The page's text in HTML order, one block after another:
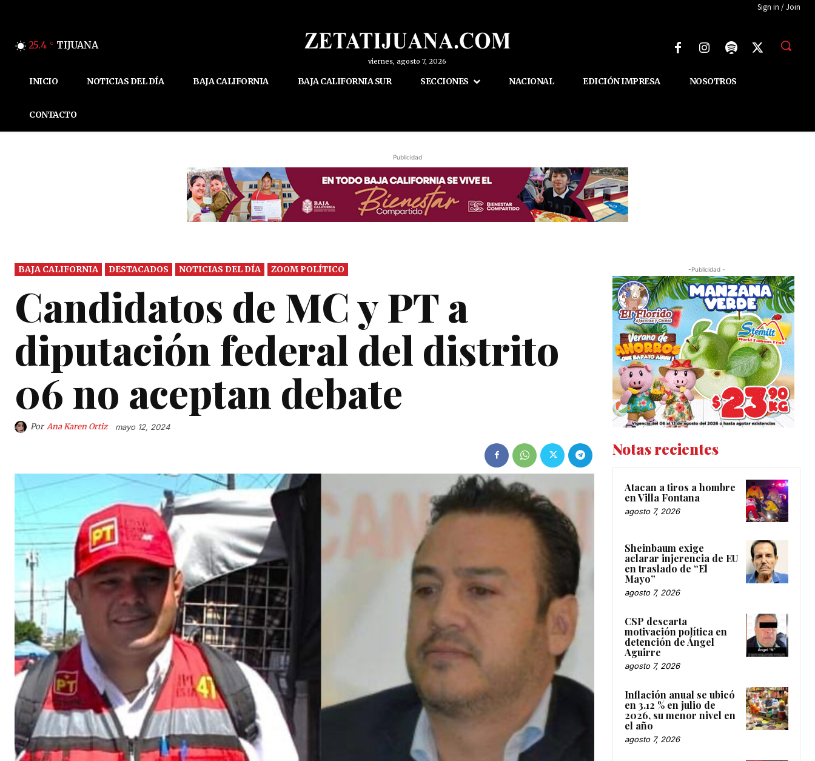
Sign in / Join
25.4 C TIJUANA
viernes, agosto 7, 2026
INICIO NOTICIAS DEL DÍA BAJA CALIFORNIA BAJA CALIFORNIA SUR SECCIONES NACIONAL EDICIÓN IMPRESA NOSOTROS
CONTACTO
Publicidad
BAJA CALIFORNIA DESTACADOS NOTICIAS DEL DÍA ZOOM POLÍTICO
Candidatos de MC y PT a
diputación federal del distrito
06 no aceptan debate
Por Ana Karen Ortiz mayo 12, 2024
-Publicidad -
Notas recientes
Atacan a tiros a hombre
en Villa Fontana
agosto 7, 2026
Sheinbaum exige
aclarar injerencia de EU
en traslado de “El
Mayo”
agosto 7, 2026
CSP descarta
motivación política en
detención de Ángel
Aguirre
agosto 7, 2026
Inflación anual se ubicó
en 3.12 % en julio de
2026, su menor nivel en
el año
agosto 7, 2026